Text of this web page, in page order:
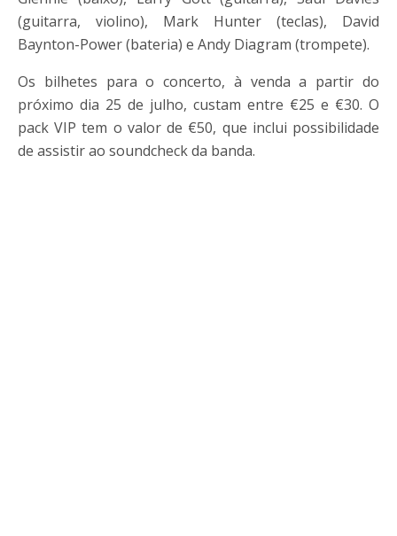
(guitarra, violino), Mark Hunter (teclas), David
Baynton-Power (bateria) e Andy Diagram (trompete).
Os bilhetes para o concerto, à venda a partir do
próximo dia 25 de julho, custam entre €25 e €30. O
pack VIP tem o valor de €50, que inclui possibilidade
de assistir ao soundcheck da banda.